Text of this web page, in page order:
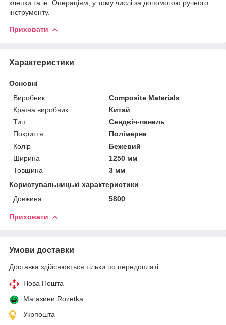
клепки та ін. Операціям, у тому числі за допомогою ручного
інструменту.
Приховати
Характеристики
Основні
Виробник
Composite Materials
Країна виробник
Китай
Тип
Сендвіч-панель
Покриття
Полімерне
Колір
Бежевий
Ширина
1250 мм
Товщина
3 мм
Користувальницькі характеристики
Довжина
5800
Приховати
Умови доставки
Доставка здійснюється тільки по передоплаті.
Нова Пошта
Магазини Rozetka
Укрпошта